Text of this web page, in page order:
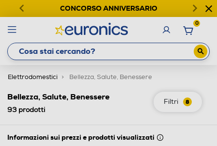
CONCORSO ANNIVERSARIO
0
Elettrodomestici Bellezza, Salute, Benessere
Filtri 8
Bellezza, Salute, Benessere
93prodotti
Informazioni sui prezzi e prodotti visualizzati